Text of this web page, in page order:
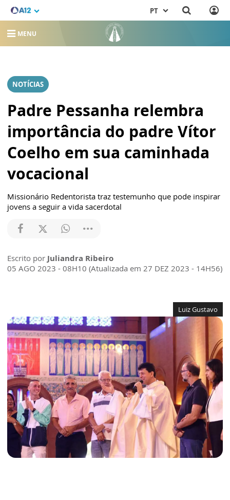
PT
MENU
NOTÍCIAS
Padre Pessanha relembra
importância do padre Vítor
Coelho em sua caminhada
vocacional
Missionário Redentorista traz testemunho que pode inspirar
jovens a seguir a vida sacerdotal
Escrito por Juliandra Ribeiro
05 AGO 2023 - 08H10 (Atualizada em 27 DEZ 2023 - 14H56)
Luiz Gustavo